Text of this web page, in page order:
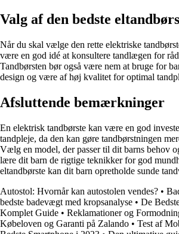
Valg af den bedste
Når du skal vælge den rette elektriske
være en god idé at konsultere tandlægen for
Tandbørsten bør også være nem at bruge for
design og være af høj kvalitet for optimal
Afsluttende bemærkninger
En elektrisk tandbørste kan være en god
tandpleje, da den kan gøre tandbørstningen
Vælg en model, der passer til dit barns behov
lære dit barn de rigtige teknikker for god
eltandbørste kan dit barn opretholde sunde
Autostol: Hvornår kan autostolen vendes? •
bedste badevægt med kropsanalyse • De
Komplet Guide • Reklamationer og
Købeloven og Garanti på Zalando • Test af